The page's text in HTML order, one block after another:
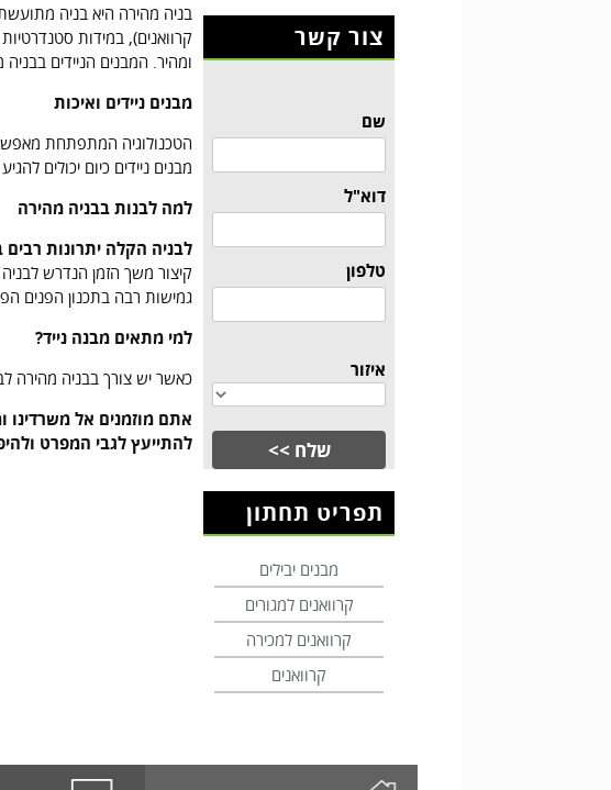
בניה מהירה היא בניה
קרוואנים), במידות
ומהיר. המבנים הניידים
מבנים ניידים ואיכות
הטכנולוגיה המתפתחת
מבנים ניידים כיום יכולים
למה לבנות בבניה מהירה
לבניה הקלה יתרונות
קיצור משך הזמן הנדרש
גמישות רבה בתכנון הפנים
למי מתאים מבנה נייד?
כאשר יש צורך בבניה מהירה
להתייעץ לגבי המפרט
צור קשר
שם
דוא"ל
טלפון
איזור
תפריט תחתון
מבנים יבילים
קרוואנים למגורים
קרוואנים למכירה
קרוואנים